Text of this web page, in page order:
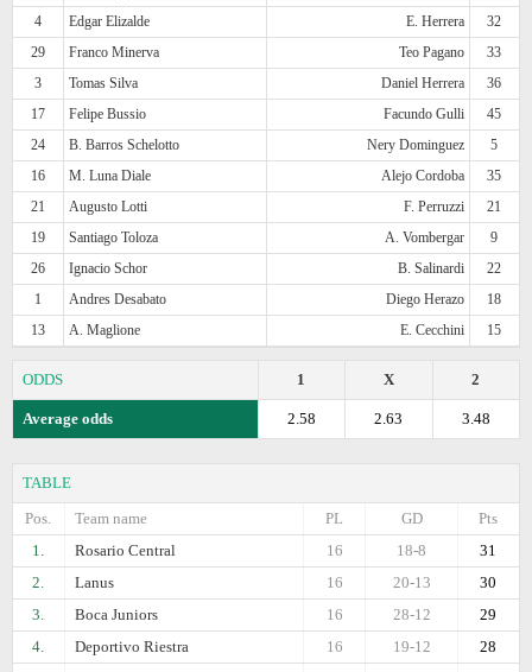
4
Edgar Elizalde E. Herrera
32
29
Franco Minerva Teo Pagano
33
3
Tomas Silva Daniel Herrera
36
17
Felipe Bussio Facundo Gulli
45
24
B. Barros Schelotto Nery Dominguez
5
16
M. Luna Diale Alejo Cordoba
35
21
Augusto Lotti F. Perruzzi
21
19
Santiago Toloza A. Vombergar
9
26
Ignacio Schor B. Salinardi
22
1
Andres Desabato Diego Herazo
18
13
A. Maglione E. Cecchini 15
ODDS 2
X
1
Average odds 3.48
2.63
2.58
TABLE
Pos.
Team name Pts
GD
PL
1.
Rosario Central 31
18-8
16
2.
Lanus 30
20-13
16
3.
Boca Juniors 29
28-12
16
4.
Deportivo Riestra 28
19-12
16